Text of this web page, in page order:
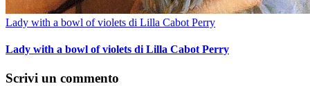
Lady with a bowl of violets di Lilla Cabot Perry
Lady with a bowl of violets di Lilla Cabot Perry
Scrivi un commento